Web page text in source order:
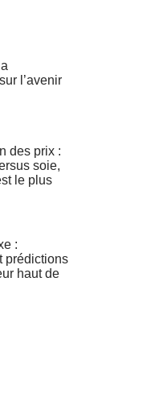
l’avenir
des prix :
soie,
le plus
:
prédictions
haut de